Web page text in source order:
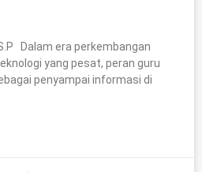
Dalam era perkembangan
yang pesat, peran guru
penyampai informasi di